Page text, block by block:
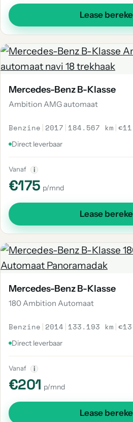
Lease
Mercedes-Benz B-Klasse
Ambition AMG automaat
Benzine | 2017 | 184.567 km |
Direct leverbaar
Vanaf i
€175 p/mnd
Lease
Mercedes-Benz B-Klasse
180 Ambition Automaat
Benzine | 2014 | 133.193 km |
Direct leverbaar
Vanaf i
€201 p/mnd
Lease